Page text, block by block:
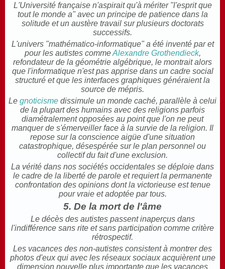
L'Université française n'aspirait qu'à mériter "l'esprit que
tout le monde a" avec un principe de patience dans la
solitude et un austère travail sur plusieurs doctorats
successifs.
L'univers "mathématico-informatique" a été inventé par et
pour les autistes commeAlexandre Grothendieck,
refondateur de la géométrie algébrique, le montrait alors
que l'informatique n'est pas apprise dans un cadre social
structuré et que les interfaces graphiques généraient la
source de mépris.
Le gnoticisme dissimule un monde caché, parallèle à celui
de la plupart des humains avec des religions parfois
diamétralement opposées au point que l'on ne peut
manquer de s'émerveiller face à la survie de la religion. Il
repose sur la conscience aigüe d'une situation
catastrophique, désespérée sur le plan personnel ou
collectif du fait d'une exclusion.
La vérité dans nos sociétés occidentales se déploie dans
le cadre de la liberté de parole et requiert la permanente
confrontation des opinions dont la victorieuse est tenue
pour vraie et adoptée par tous.
5. De la mort de l'âme
Le décès des autistes passent inaperçus dans
l'indifférence sans rite et sans participation comme critère
rétrospectif.
Les vacances des non-autistes consistent à montrer des
photos d'eux qui avec les réseaux sociaux acquièrent une
dimension nouvelle plus importante que les vacances